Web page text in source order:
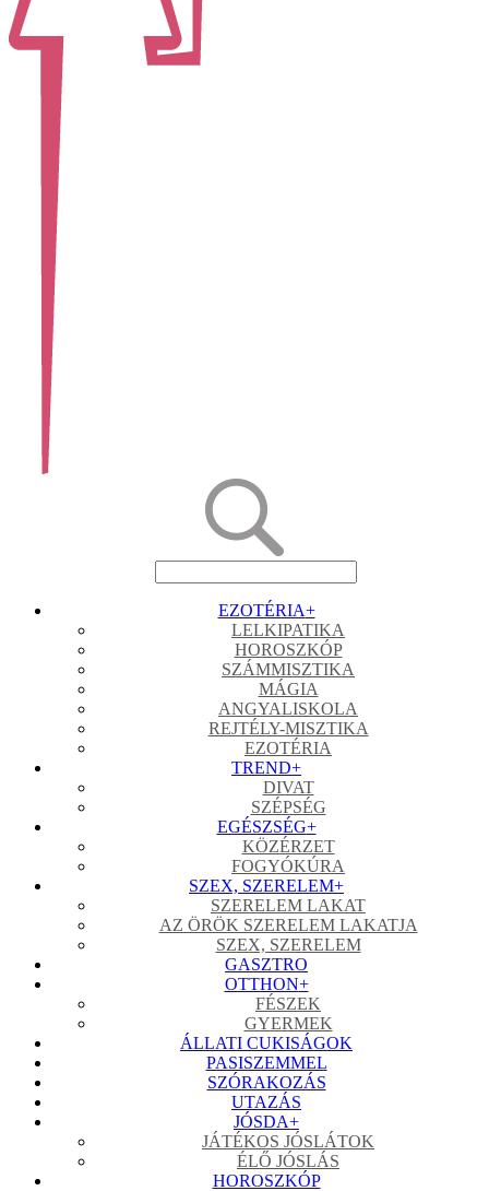
EZOTÉRIA+
LELKIPATIKA
HOROSZKÓP
SZÁMMISZTIKA
MÁGIA
ANGYALISKOLA
REJTÉLY-MISZTIKA
EZOTÉRIA
TREND+
DIVAT
SZÉPSÉG
EGÉSZSÉG+
KÖZÉRZET
FOGYÓKÚRA
SZEX, SZERELEM+
SZERELEM LAKAT
AZ ÖRÖK SZERELEM LAKATJA
SZEX, SZERELEM
GASZTRO
OTTHON+
FÉSZEK
GYERMEK
ÁLLATI CUKISÁGOK
PASISZEMMEL
SZÓRAKOZÁS
UTAZÁS
JÓSDA+
JÁTÉKOS JÓSLÁTOK
ÉLŐ JÓSLÁS
HOROSZKÓP